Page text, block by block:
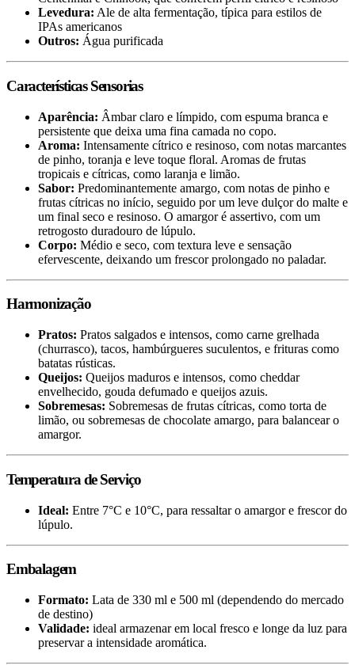
Levedura: Ale de alta fermentação, típica para estilos de
IPAs americanos
Outros: Água purificada
Características Sensorias
Aparência: Âmbar claro e límpido, com espuma branca e
persistente que deixa uma fina camada no copo.
Aroma: Intensamente cítrico e resinoso, com notas marcantes
de pinho, toranja e leve toque floral. Aromas de frutas
tropicais e cítricas, como laranja e limão.
Sabor: Predominantemente amargo, com notas de pinho e
frutas cítricas no início, seguido por um leve dulçor do malte e
um final seco e resinoso. O amargor é assertivo, com um
retrogosto duradouro de lúpulo.
Corpo: Médio e seco, com textura leve e sensação
efervescente, deixando um frescor prolongado no paladar.
Harmonização
Pratos: Pratos salgados e intensos, como carne grelhada
(churrasco), tacos, hambúrgueres suculentos, e frituras como
batatas rústicas.
Queijos: Queijos maduros e intensos, como cheddar
envelhecido, gouda defumado e queijos azuis.
Sobremesas: Sobremesas de frutas cítricas, como torta de
limão, ou sobremesas de chocolate amargo, para balancear o
amargor.
Temperatura de Serviço
Ideal: Entre 7°C e 10°C, para ressaltar o amargor e frescor do
lúpulo.
Embalagem
Formato: Lata de 330 ml e 500 ml (dependendo do mercado
de destino)
Validade: ideal armazenar em local fresco e longe da luz para
preservar a intensidade aromática.